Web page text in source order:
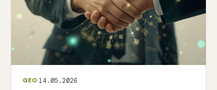
GEO 14.05.2026